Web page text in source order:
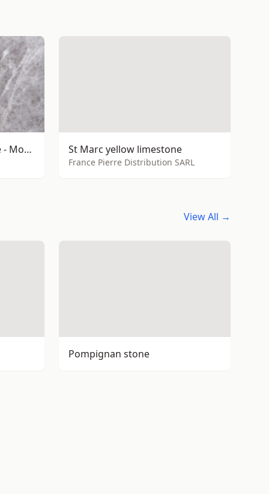
Moonight Grey Limestone - Moonlight Shadow Limesto St Marc yellow limestone
France Pierre Distribution SARL
View All →
Pompignan stone